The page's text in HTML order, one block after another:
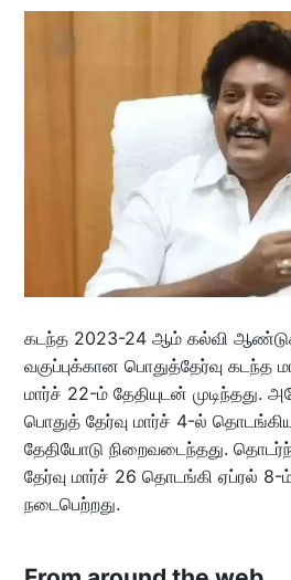
கடந்த 2023-24 ஆம் கல்வி
வகுப்புக்கான பொதுத்தேர்வு கடந்த
மார்ச் 22-ம் தேதியுடன் முடிந்தது.
பொதுத் தேர்வு மார்ச் 4-ல்
தேதியோடு நிறைவடைந்தது.
தேர்வு மார்ச் 26 தொடங்கி ஏப்ரல் 8-
நடைபெற்றது.